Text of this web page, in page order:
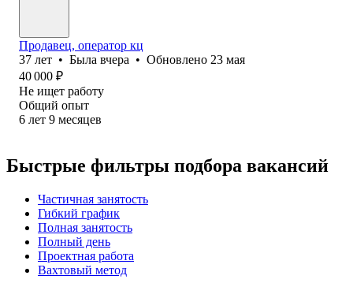
Продавец, оператор кц
37 лет • Была вчера • Обновлено 23 мая
40 000 ₽
Не ищет работу
Общий опыт
6 лет 9 месяцев
Быстрые фильтры подбора вакансий
Частичная занятость
Гибкий график
Полная занятость
Полный день
Проектная работа
Вахтовый метод